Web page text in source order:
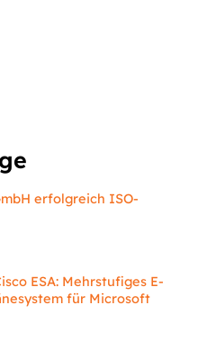
erfolgreich ISO-
ESA: Mehrstufiges E-
für Microsoft